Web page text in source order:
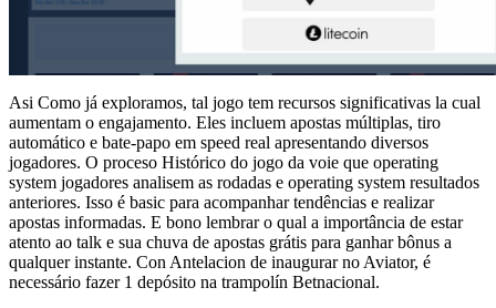
Asi Como já exploramos, tal jogo tem recursos significativas la cual
aumentam o engajamento. Eles incluem apostas múltiplas, tiro
automático e bate-papo em speed real apresentando diversos
jogadores. O proceso Histórico do jogo da voie que operating
system jogadores analisem as rodadas e operating system resultados
anteriores. Isso é basic para acompanhar tendências e realizar
apostas informadas. E bono lembrar o qual a importância de estar
atento ao talk e sua chuva de apostas grátis para ganhar bônus a
qualquer instante. Con Antelacion de inaugurar no Aviator, é
necessário fazer 1 depósito na trampolín Betnacional.